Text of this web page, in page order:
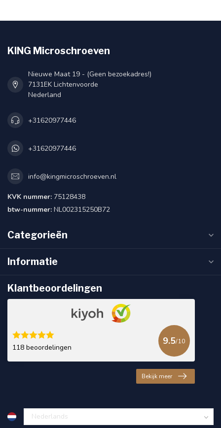
KING Microschroeven
Nieuwe Maat 19 - (Geen bezoekadres!)
7131EK Lichtenvoorde
Nederland
+31620977446
+31620977446
info@kingmicroschroeven.nl
KVK nummer: 75128438
btw-nummer: NL002315250B72
Categorieën
Informatie
Klantbeoordelingen
118 beoordelingen
9.5/10
Bekijk meer